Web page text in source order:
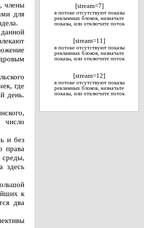
члены
для
где
день.
число
и без
права
среды,
здесь
к
два
[stream=7]
в потоке отсутствуют показы
рекламных блоков, назначьте
показы, или отключите поток
[stream=11]
в потоке отсутствуют показы
рекламных блоков, назначьте
показы, или отключите поток
[stream=12]
в потоке отсутствуют показы
рекламных блоков, назначьте
показы, или отключите поток